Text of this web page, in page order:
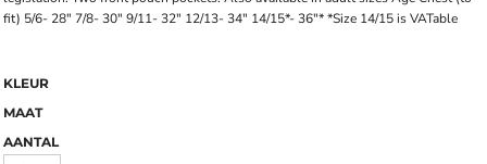
fit) 5/6- 28" 7/8- 30" 9/11- 32" 12/13- 34" 14/15*- 36"* *Size 14/15 is VATable
KLEUR
MAAT
AANTAL